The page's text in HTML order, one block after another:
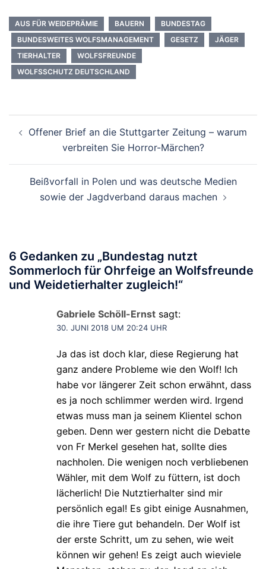
AUS FÜR WEIDEPRÄMIE BAUERN
BUNDESTAG
BUNDESWEITES WOLFSMANAGEMENT
GESETZ
JÄGER
TIERHALTER
WOLFSFREUNDE
WOLFSSCHUTZ DEUTSCHLAND
Offener Brief an die Stuttgarter Zeitung – warum
verbreiten Sie Horror-Märchen?
Beißvorfall in Polen und was deutsche Medien
sowie der Jagdverband daraus machen
6 Gedanken zu „Bundestag nutzt
Sommerloch für Ohrfeige an Wolfsfreunde
und Weidetierhalter zugleich!“
Gabriele Schöll-Ernst sagt:
30. JUNI 2018 UM 20:24 UHR
Ja das ist doch klar, diese Regierung hat
ganz andere Probleme wie den Wolf! Ich
habe vor längerer Zeit schon erwähnt, dass
es ja noch schlimmer werden wird. Irgend
etwas muss man ja seinem Klientel schon
geben. Denn wer gestern nicht die Debatte
von Fr Merkel gesehen hat, sollte dies
nachholen. Die wenigen noch verbliebenen
Wähler, mit dem Wolf zu füttern, ist doch
lächerlich! Die Nutztierhalter sind mir
persönlich egal! Es gibt einige Ausnahmen,
die ihre Tiere gut behandeln. Der Wolf ist
der erste Schritt, um zu sehen, wie weit
können wir gehen! Es zeigt auch wieviele